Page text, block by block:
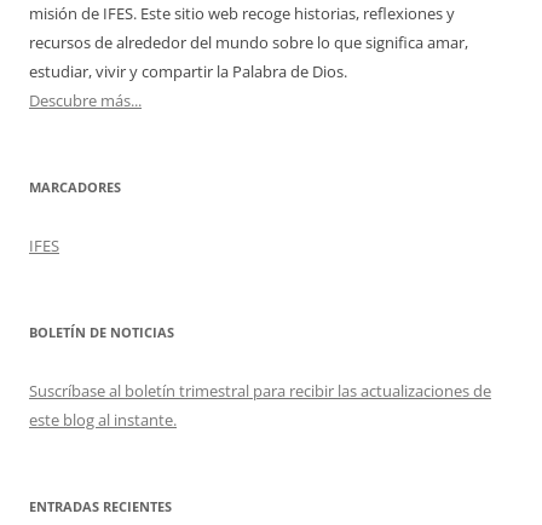
misión de IFES. Este sitio web recoge historias, reflexiones y
recursos de alrededor del mundo sobre lo que significa amar,
estudiar, vivir y compartir la Palabra de Dios.
Descubre más...
MARCADORES
IFES
BOLETÍN DE NOTICIAS
Suscríbase al boletín trimestral para recibir las actualizaciones de
este blog al instante.
ENTRADAS RECIENTES